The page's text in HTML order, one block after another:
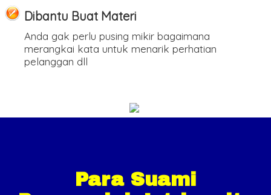
Dibantu Buat Materi
Anda gak perlu pusing mikir bagaimana
merangkai kata untuk menarik perhatian
pelanggan dll
Para Suami